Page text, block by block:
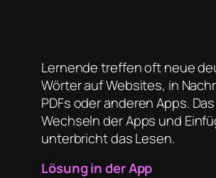
Lernende treffen oft neue
Wörter auf Websites, in
PDFs oder anderen Apps.
Wechseln der Apps und
unterbricht das Lesen.
Lösung in der App